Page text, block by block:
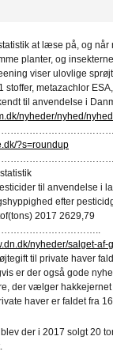
at læse på, og
planter, og insekterne
viser ulovlige
stoffer, metazachlor
til anvendelse i
nyheder/nyhed/
?s=roundup
til anvendelse i
efter
2017 2629,79
nyheder/salget-
til private haver
er der også gode
der vælger hakkejernet
haver er faldet fra
der i 2017 solgt 20